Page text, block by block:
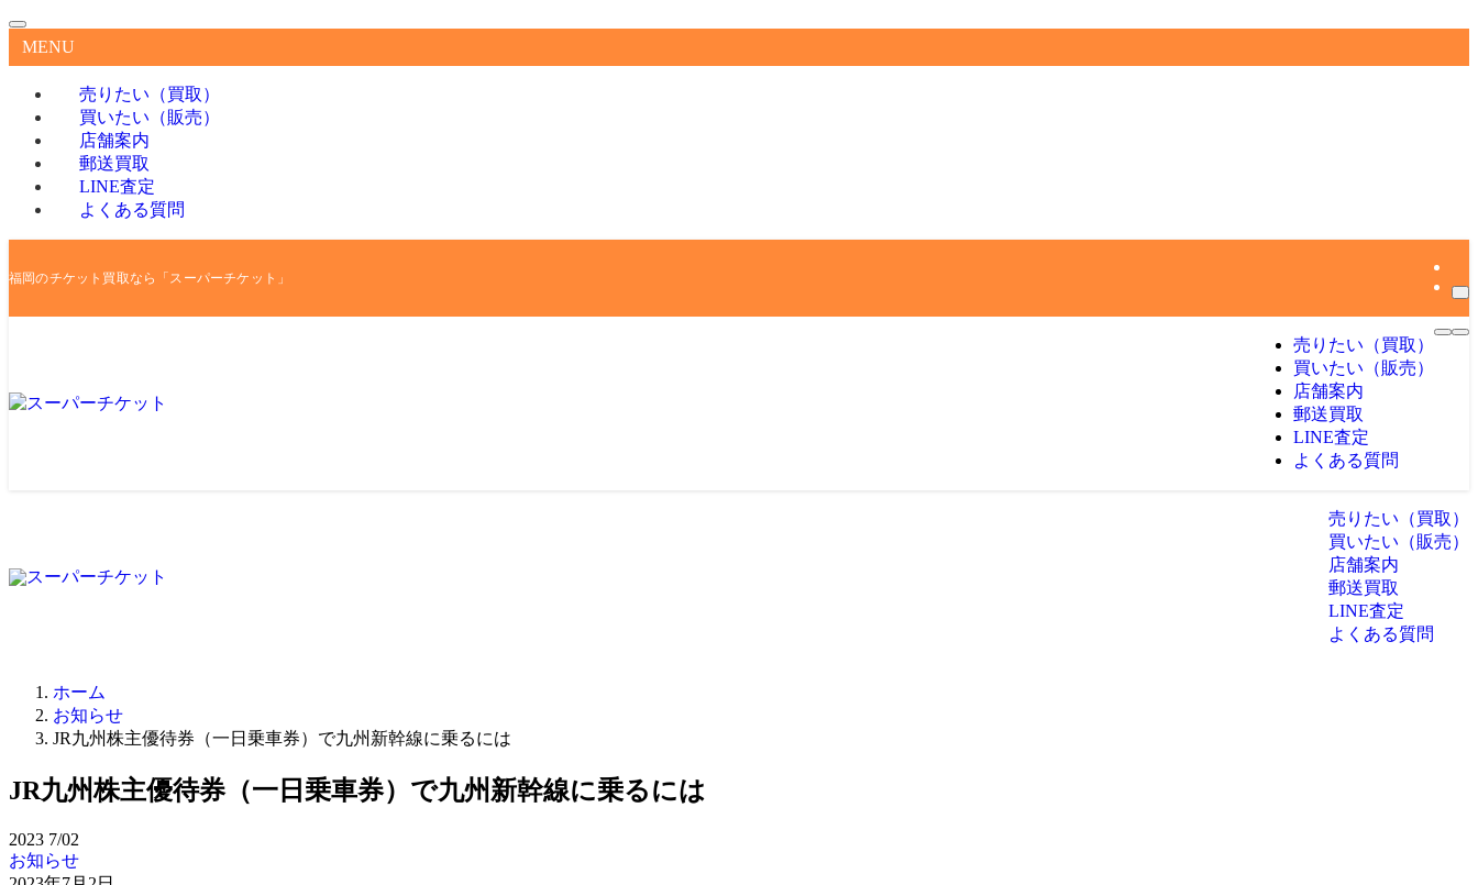
MENU
売りたい（買取）
買いたい（販売）
店舗案内
郵送買取
LINE査定
よくある質問
福岡のチケット買取なら「スーパーチケット」
売りたい（買取）
買いたい（販売）
店舗案内
郵送買取
LINE査定
よくある質問
売りたい（買取）
買いたい（販売）
店舗案内
郵送買取
LINE査定
よくある質問
ホーム
お知らせ
JR九州株主優待券（一日乗車券）で九州新幹線に乗るには
JR九州株主優待券（一日乗車券）で九州新幹線に乗るには
2023 7/02
お知らせ